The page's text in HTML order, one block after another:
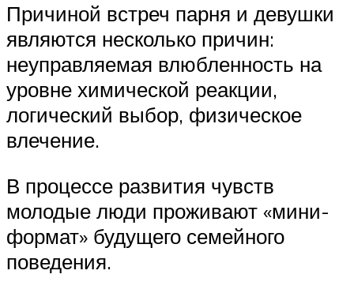
Причиной встреч парня и девушки
являются несколько причин:
неуправляемая влюбленность на
уровне химической реакции,
логический выбор, физическое
влечение.
В процессе развития чувств
молодые люди проживают «мини-
формат» будущего семейного
поведения.